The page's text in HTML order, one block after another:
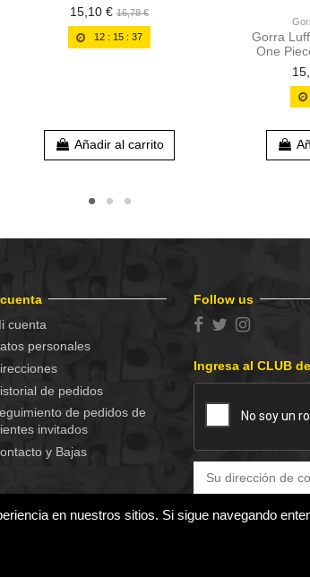
15,10 € 16,78 €
12 : 15 :36
Añadir al carrito
Gorra
One
cuenta
personales
de pedidos
de pedidos de
invitados
y Bajas
Follow us
Ingresa al CLUB
en nuestros sitios. Si sigue navegando